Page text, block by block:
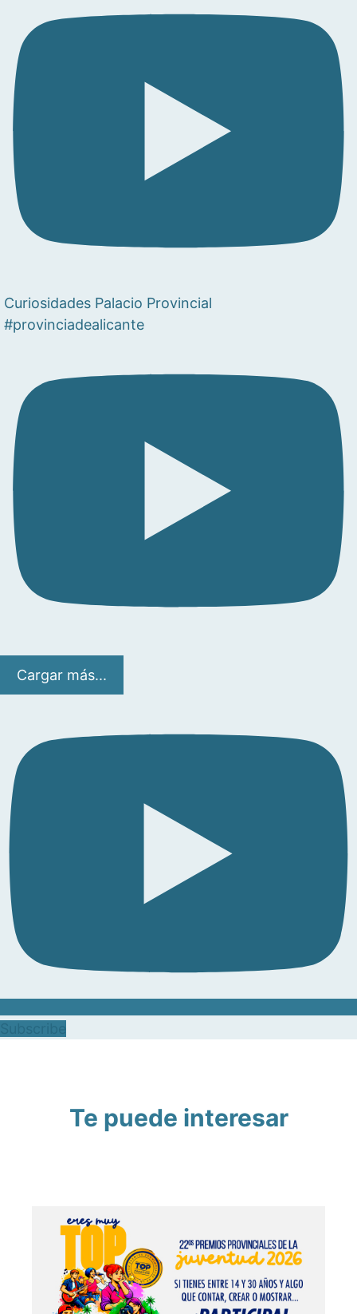
Curiosidades Palacio Provincial
#provinciadealicante
Cargar más...
Te puede interesar